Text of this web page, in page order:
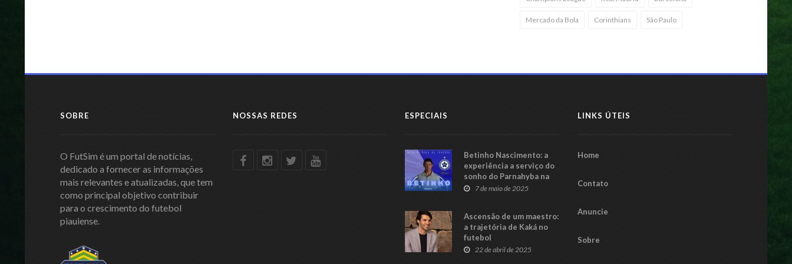
Mercado da Bola Corinthians São Paulo
SOBRE
O FutSim é um portal de notícias,
dedicado a fornecer as informações
mais relevantes e atualizadas, que tem
como principal objetivo contribuir
para o crescimento do futebol
piauiense.
NOSSAS REDES ESPECIAIS
Betinho Nascimento: a
experiência a serviço do
sonho do Parnahyba na
Série C
7 de maio de 2025
Ascensão de um maestro:
a trajetória de Kaká no
futebol
22 de abril de 2025
LINKS ÚTEIS
Home
Contato
Anuncie
Sobre